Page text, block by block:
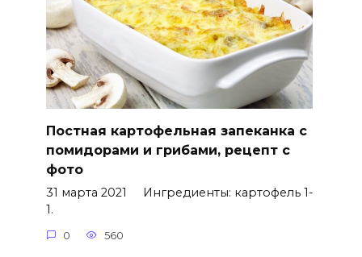
Постная картофельная запеканка с
помидорами и грибами, рецепт с
фото
31 марта 2021 Ингредиенты: картофель 1-
1.
0 560